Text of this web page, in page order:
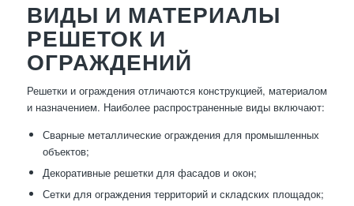
ВИДЫ И МАТЕРИАЛЫ
РЕШЕТОК И
ОГРАЖДЕНИЙ
Решетки и ограждения отличаются конструкцией, материалом
и назначением. Наиболее распространенные виды включают:
Сварные металлические ограждения для промышленных
объектов;
Декоративные решетки для фасадов и окон;
Сетки для ограждения территорий и складских площадок;